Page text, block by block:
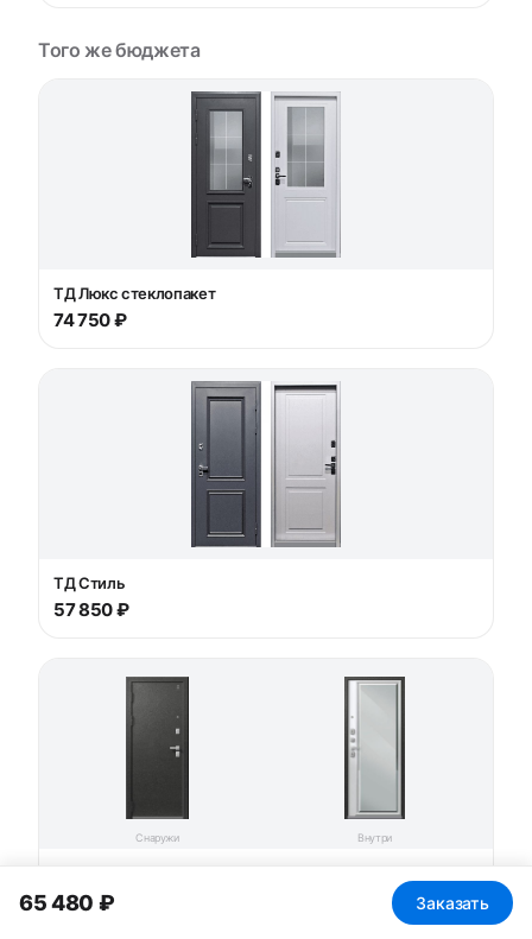
Того же бюджета
ТД Люкс стеклопакет
74 750 ₽
ТД Стиль
57 850 ₽
Снаружи Внутри
58 780 ₽
65 480 ₽ Заказать